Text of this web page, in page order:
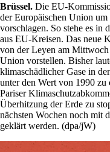
Brüssel. Die EU-
der Europäischen Union
vorschlagen. So stehe es in
aus EU-Kreisen. Das neue
von der Leyen am
Union vorstellen. Bisher
klimaschädlicher Gase in
unter den Wert von 1990
Pariser
Überhitzung der Erde zu
nächsten Wochen noch mit
geklärt werden. (dpa/jW)